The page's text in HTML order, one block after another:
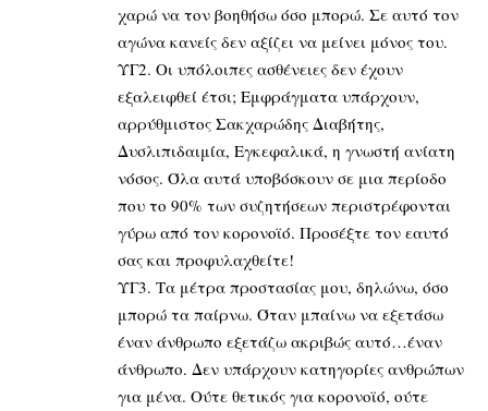
χαρώ να τον βοηθήσω όσο μπορώ. Σε αυτό τον
αγώνα κανείς δεν αξίζει να μείνει μόνος του.
ΥΓ2. Οι υπόλοιπες ασθένειες δεν έχουν
εξαλειφθεί έτσι; Εμφράγματα υπάρχουν,
αρρύθμιστος Σακχαρώδης Διαβήτης,
Δυσλιπιδαιμία, Εγκεφαλικά, η γνωστή ανίατη
νόσος. Όλα αυτά υποβόσκουν σε μια περίοδο
που το 90% των συζητήσεων περιστρέφονται
γύρω από τον κορονοϊό. Προσέξτε τον εαυτό
σας και προφυλαχθείτε!
ΥΓ3. Τα μέτρα προστασίας μου, δηλώνω, όσο
μπορώ τα παίρνω. Όταν μπαίνω να εξετάσω
έναν άνθρωπο εξετάζω ακριβώς αυτό…έναν
άνθρωπο. Δεν υπάρχουν κατηγορίες ανθρώπων
για μένα. Ούτε θετικός για κορονοϊό, ούτε